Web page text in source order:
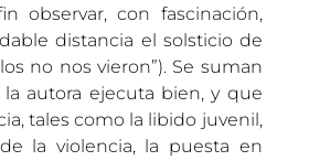
observar, con fascinación,
distancia el solsticio de
no nos vieron”). Se suman
autora ejecuta bien, y que
tales como la libido juvenil,
la violencia, la puesta en